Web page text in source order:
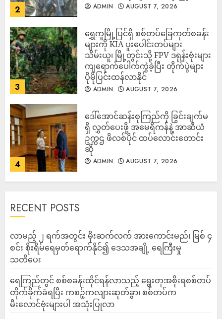
2 ADMIN AUGUST 7, 2026
3
‎ရွှေကူမြို့ပြင်ရှိ စစ်တပ်ခြေကုတ်စခန်း
များကို KIA ပူးပေါင်းတပ်များ
သိမ်းယူ၊ မြို့တွင်းသို့ FPV ဒရုန်းဗုံးများ
ကျရောက်ပေါက်ကွဲခဲ့ပြီး တိုက်ပွဲများ
ပိုမိုပြင်းထန်လာနိုင်
ADMIN AUGUST 7, 2026
4
ဒေါ်အောင်ဆန်းစုကြည်ကို ခြွင်းချက်မ
ရှိ လွှတ်ပေးဖို့ အမေရိကန်နဲ့ အာဆီယံ
ဥက္ကဌ ဖိလစ်ပိုင် ထပ်လောင်းတောင်း
ဆို
ADMIN AUGUST 7, 2026
RECENT POSTS
လာမည့် ၂ ရက်အတွင်း မိုးဆက်လက် အားကောင်းမည်၊ မြစ် ၄
စင်း စိုးရိမ်ရေမှတ်ရောက်နိုင်၍ ဒေသအချို့ ရေကြီးမှု
သတိပေး
ရေကြည်တွင် စစ်စခန်းထိုင်ရန်လာသည့် ရွေးတုအစိုးရစစ်တပ်
တိုက်ခိုက်ခံရပြီး ကစဉ့်ကလျားဆုတ်ခွာ၊ စစ်တပ်က
မီးလောင်ဗုံးများပါ အသုံးပြုလာ